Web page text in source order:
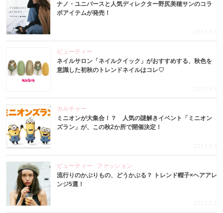
ナノ・ユニバースと人気ディレクター野尻美穂サンのコラ
ボアイテムが発売！
2017.9.5
ビューティー
ネイルサロン「ネイルクイック」がおすすめする、秋色を
意識した初秋のトレンドネイルはコレ♡
2017.9.4
カルチャー
ミニオンが大集合！？ 人気の謎解きイベント「ミニオン
ズラン」が、この秋2か所で開催決定！
2017.9.3
ビューティー
ファッション
流行りのかぶりもの、どうかぶる？ トレンド帽子×ヘアアレ
ンジ5選！
2017.9.1